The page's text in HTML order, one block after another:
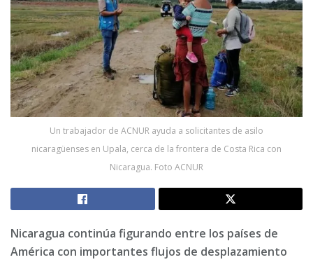
Un trabajador de ACNUR ayuda a solicitantes de asilo
nicaragüenses en Upala, cerca de la frontera de Costa Rica con
Nicaragua. Foto ACNUR
Nicaragua continúa figurando entre los países de
América con importantes flujos de desplazamiento